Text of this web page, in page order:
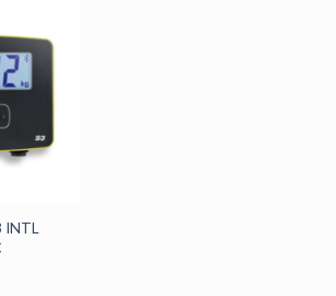
INTL